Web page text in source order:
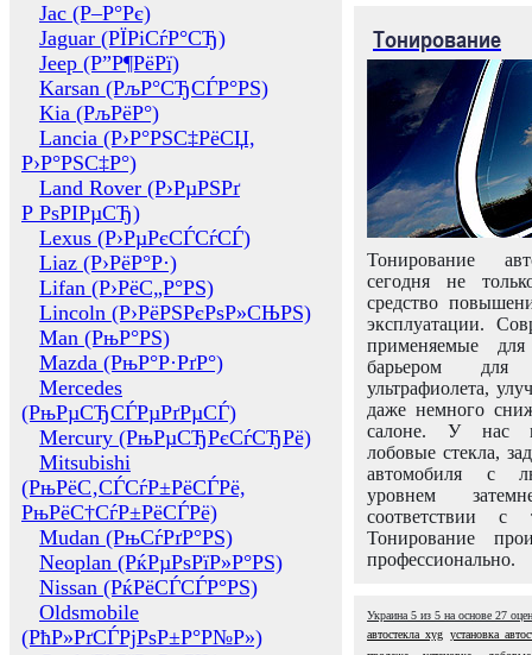
Jac (Р–Р°Рє)
Jaguar (РЇРіСѓР°СЂ)
Jeep (Р”Р¶РёРї)
Karsan (РљР°СЂСЃР°РЅ)
Kia (РљРёР°)
Lancia (Р›Р°РЅС‡РёСЏ,
Р›Р°РЅС‡Р°)
Land Rover (Р›РµРЅРґ
Р РѕРІРµСЂ)
Lexus (Р›РµРєСЃСѓСЃ)
Liaz (Р›РёР°Р·)
Lifan (Р›РёС„Р°РЅ)
Lincoln (Р›РёРЅРєРѕР»СЊРЅ)
Man (РњР°РЅ)
Mazda (РњР°Р·РґР°)
Mercedes
(РњРµСЂСЃРµРґРµСЃ)
Mercury (РњРµСЂРєСѓСЂРё)
Mitsubishi
(РњРёС‚СЃСѓР±РёСЃРё,
РњРёС†СѓР±РёСЃРё)
Mudan (РњСѓРґР°РЅ)
Neoplan (РќРµРѕРїР»Р°РЅ)
Nissan (РќРёСЃСЃР°РЅ)
Oldsmobile
(РћР»РґСЃРјРѕР±Р°Р№Р»)
Тонирование
Тонирование
сегодня не
средство
эксплуатации.
применяемые
барьером для
ультрафиолета,
даже немного
салоне. У нас
лобовые стекла,
автомобиля с
уровнем
соответствии с
Тонирование
профессионально.
Украина 5 из 5 на основе 27
автостекла xyg установка